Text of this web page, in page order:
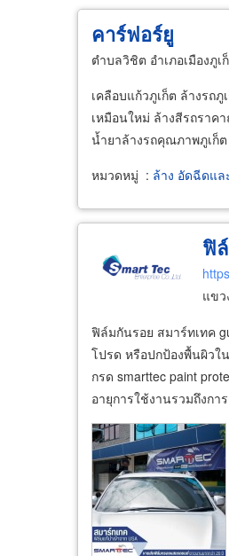
คาร์ฟอร์ยู
ตำบลวิชิต อำเภอเมืองภูเ
เคลือบแก้วภูเก็ต ล้างรถ
เหมือนใหม่ ล้างสีรถราค
น้ำยาล้างรถคุณภาพภูเก็
หมวดหมู่ : ล้าง อัดฉีดแ
ฟิ
แขว
ฟิล์มกันรอย สมาร์ทเทค
โปรด หรือปกป้องพื้นผิวใ
กรด smarttec paint
อายุการใช้งานรวมถึงกา